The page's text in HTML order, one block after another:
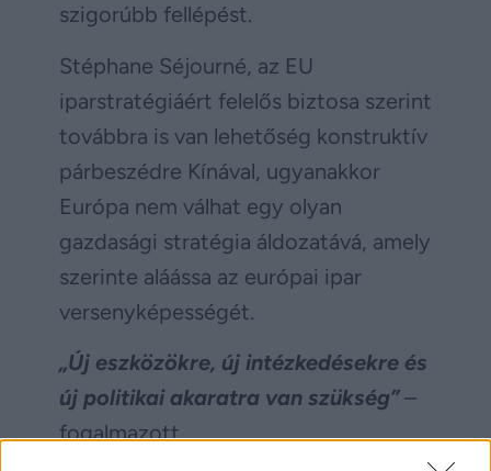
szigorúbb fellépést.
Stéphane Séjourné, az EU
iparstratégiáért felelős biztosa szerint
továbbra is van lehetőség konstruktív
párbeszédre Kínával, ugyanakkor
Európa nem válhat egy olyan
gazdasági stratégia áldozatává, amely
szerinte aláássa az európai ipar
versenyképességét.
„Új eszközökre, új intézkedésekre és
új politikai akaratra van szükség”–
fogalmazott.